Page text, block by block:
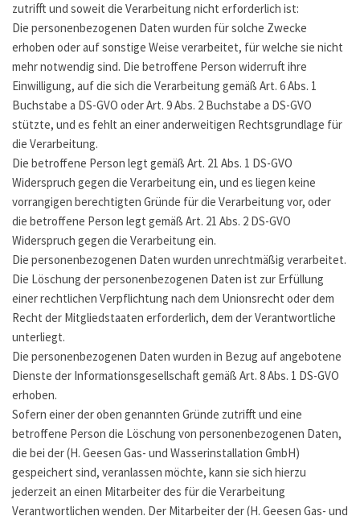
zutrifft und soweit die Verarbeitung nicht erforderlich ist:
Die personenbezogenen Daten wurden für solche Zwecke
erhoben oder auf sonstige Weise verarbeitet, für welche sie nicht
mehr notwendig sind. Die betroffene Person widerruft ihre
Einwilligung, auf die sich die Verarbeitung gemäß Art. 6 Abs. 1
Buchstabe a DS-GVO oder Art. 9 Abs. 2 Buchstabe a DS-GVO
stützte, und es fehlt an einer anderweitigen Rechtsgrundlage für
die Verarbeitung.
Die betroffene Person legt gemäß Art. 21 Abs. 1 DS-GVO
Widerspruch gegen die Verarbeitung ein, und es liegen keine
vorrangigen berechtigten Gründe für die Verarbeitung vor, oder
die betroffene Person legt gemäß Art. 21 Abs. 2 DS-GVO
Widerspruch gegen die Verarbeitung ein.
Die personenbezogenen Daten wurden unrechtmäßig verarbeitet.
Die Löschung der personenbezogenen Daten ist zur Erfüllung
einer rechtlichen Verpflichtung nach dem Unionsrecht oder dem
Recht der Mitgliedstaaten erforderlich, dem der Verantwortliche
unterliegt.
Die personenbezogenen Daten wurden in Bezug auf angebotene
Dienste der Informationsgesellschaft gemäß Art. 8 Abs. 1 DS-GVO
erhoben.
Sofern einer der oben genannten Gründe zutrifft und eine
betroffene Person die Löschung von personenbezogenen Daten,
die bei der (H. Geesen Gas- und Wasserinstallation GmbH)
gespeichert sind, veranlassen möchte, kann sie sich hierzu
jederzeit an einen Mitarbeiter des für die Verarbeitung
Verantwortlichen wenden. Der Mitarbeiter der (H. Geesen Gas- und